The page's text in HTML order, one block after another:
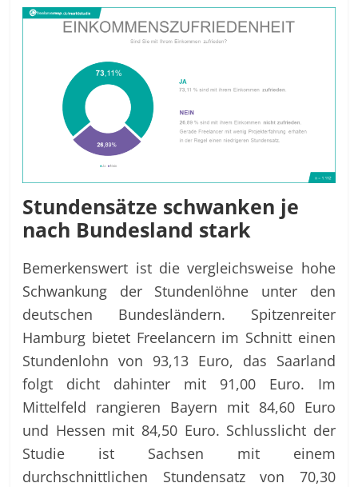
Stundensätze schwanken je
nach Bundesland stark
Bemerkenswert ist die vergleichsweise hohe
Schwankung der Stundenlöhne unter den
deutschen Bundesländern. Spitzenreiter
Hamburg bietet Freelancern im Schnitt einen
Stundenlohn von 93,13 Euro, das Saarland
folgt dicht dahinter mit 91,00 Euro. Im
Mittelfeld rangieren Bayern mit 84,60 Euro
und Hessen mit 84,50 Euro. Schlusslicht der
Studie ist Sachsen mit einem
durchschnittlichen Stundensatz von 70,30